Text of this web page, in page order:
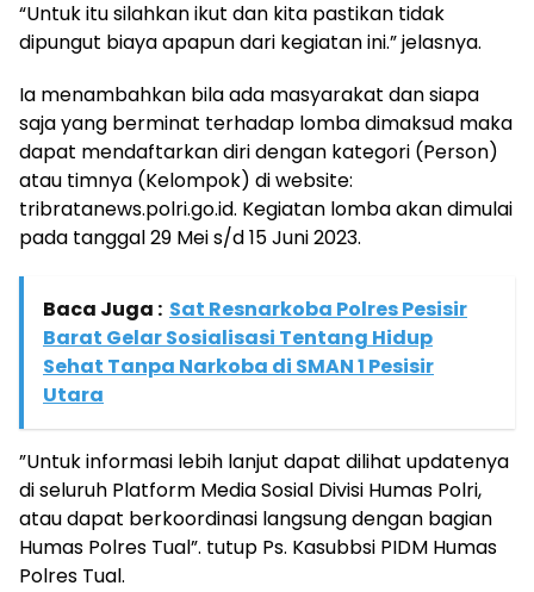
“Untuk itu silahkan ikut dan kita pastikan tidak
dipungut biaya apapun dari kegiatan ini.” jelasnya.
Ia menambahkan bila ada masyarakat dan siapa
saja yang berminat terhadap lomba dimaksud maka
dapat mendaftarkan diri dengan kategori (Person)
atau timnya (Kelompok) di website:
tribratanews.polri.go.id. Kegiatan lomba akan dimulai
pada tanggal 29 Mei s/d 15 Juni 2023.
Baca Juga : Sat Resnarkoba Polres Pesisir
Barat Gelar Sosialisasi Tentang Hidup
Sehat Tanpa Narkoba di SMAN 1 Pesisir
Utara
”Untuk informasi lebih lanjut dapat dilihat updatenya
di seluruh Platform Media Sosial Divisi Humas Polri,
atau dapat berkoordinasi langsung dengan bagian
Humas Polres Tual”. tutup Ps. Kasubbsi PIDM Humas
Polres Tual.